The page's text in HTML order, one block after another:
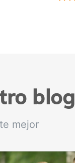
blog
mejor